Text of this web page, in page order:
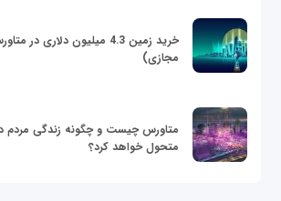
خرید زمین 4.3 میلیون دلاری
مجازی)
متاورس چیست و چگونه زندگی مردم
متحول خواهد کرد؟